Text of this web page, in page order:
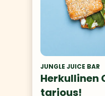
JUNGLE JUICE BAR
Herkullinen
tarjous!